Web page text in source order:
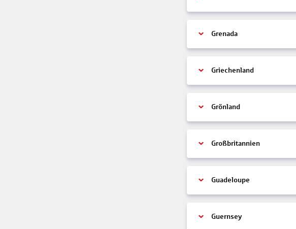
Grenada
Griechenland
Grönland
Großbritannien
Guadeloupe
Guernsey